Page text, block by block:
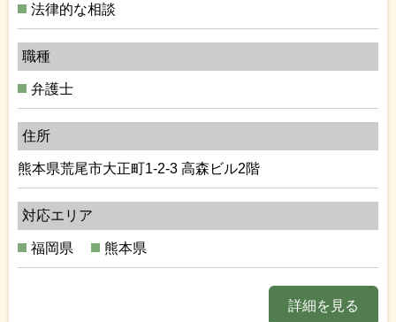
法律的な相談
職種
弁護士
住所
熊本県荒尾市大正町1-2-3 高森ビル2階
対応エリア
福岡県 熊本県
詳細を見る